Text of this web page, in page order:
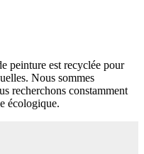
peinture est recyclée pour
Nous sommes
recherchons constamment
écologique.